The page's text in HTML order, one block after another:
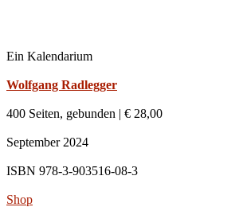
Ein Kalendarium
Wolfgang Radlegger
400 Seiten, gebunden | € 28,00
September 2024
ISBN 978-3-903516-08-3
Shop